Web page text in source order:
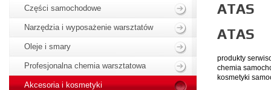
ATAS
ATAS
produkty
chemia
kosmetyki
nawigacje
Części samochodowe
Narzędzia i wyposażenie warsztatów
Oleje i smary
Profesjonalna chemia warsztatowa
Akcesoria i kosmetyki